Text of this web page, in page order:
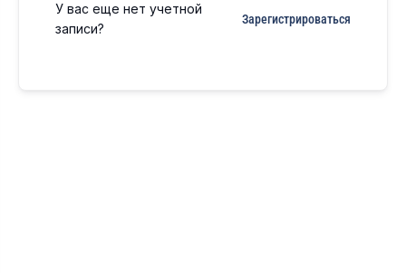
У вас еще нет учетной
записи?
Зарегистрироваться